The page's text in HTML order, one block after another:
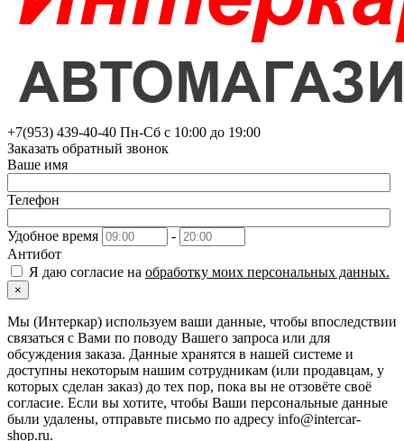
+7(953) 439-40-40 Пн-Сб с 10:00 до 19:00
Заказать обратный звонок
Ваше имя
Телефон
Удобное время
-
Антибот
Я даю согласие на обработку моих персональных данных.
×
Мы (Интеркар) используем ваши данные, чтобы впоследствии
связаться с Вами по поводу Вашего запроса или для
обсуждения заказа. Данные хранятся в нашей системе и
доступны некоторым нашим сотрудникам (или продавцам, у
которых сделан заказ) до тех пор, пока вы не отзовёте своё
согласие. Если вы хотите, чтобы Ваши персональные данные
были удалены, отправьте письмо по адресу info@intercar-
shop.ru.